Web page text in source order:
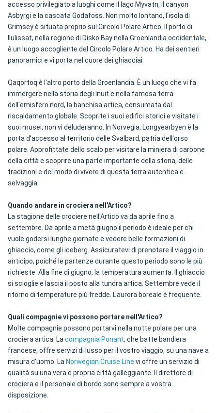
accesso privilegiato a luoghi come il lago Myvatn, il canyon
Asbyrgi e la cascata Godafoss. Non molto lontano, l'isola di
Grimsey è situata proprio sul Circolo Polare Artico. Il porto di
Ilulissat, nella regione di Disko Bay nella Groenlandia occidentale,
è un luogo accogliente del Circolo Polare Artico. Ha dei sentieri
panoramici e vi porta nel cuore dei ghiacciai.
Qaqortoq è l'altro porto della Groenlandia. È un luogo che vi fa
immergere nella storia degli Inuit e nella famosa terra
dell'emisfero nord, la banchisa artica, consumata dal
riscaldamento globale. Scoprite i suoi edifici storici e visitate i
suoi musei, non vi deluderanno. In Norvegia, Longyearbyen è la
porta d'accesso al territorio delle Svalbard, patria dell'orso
polare. Approfittate dello scalo per visitare la miniera di carbone
della città e scoprire una parte importante della storia, delle
tradizioni e del modo di vivere di questa terra autentica e
selvaggia.
Quando andare in crociera nell'Artico?
La stagione delle crociere nell'Artico va da aprile fino a
settembre. Da aprile a metà giugno il periodo è ideale per chi
vuole godersi lunghe giornate e vedere belle formazioni di
ghiaccio, come gli iceberg. Assicuratevi di prenotare il viaggio in
anticipo, poiché le partenze durante questo periodo sono le più
richieste. Alla fine di giugno, la temperatura aumenta. Il ghiaccio
si scioglie e lascia il posto alla tundra artica. Settembre vede il
ritorno di temperature più fredde. L'aurora boreale è frequente.
Quali compagnie vi possono portare nell'Artico?
Molte compagnie possono portarvi nella notte polare per una
crociera artica. Lacompagnia Ponant, che batte bandiera
francese, offre servizi di lusso per il vostro viaggio, su una nave a
misura d'uomo. La Norwegian Cruise Line vi offre un servizio di
qualità su una vera e propria città galleggiante. Il direttore di
crociera e il personale di bordo sono sempre a vostra
disposizione.